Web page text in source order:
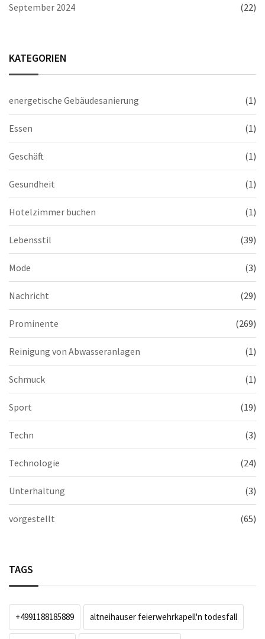
September 2024 (22)
KATEGORIEN
energetische Gebäudesanierung (1)
Essen (1)
Geschäft (1)
Gesundheit (1)
Hotelzimmer buchen (1)
Lebensstil (39)
Mode (3)
Nachricht (29)
Prominente (269)
Reinigung von Abwasseranlagen (1)
Schmuck (1)
Sport (19)
Techn (3)
Technologie (24)
Unterhaltung (3)
vorgestellt (65)
TAGS
+4991188185889 altneihauser feierwehrkapell'n todesfall